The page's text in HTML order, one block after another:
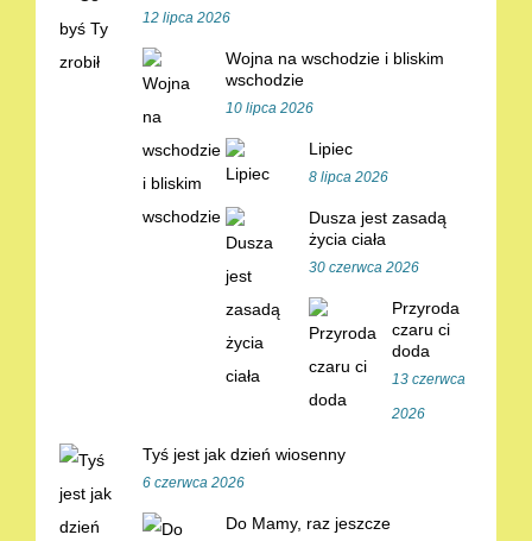
12 lipca 2026
Wojna na wschodzie i bliskim
wschodzie
10 lipca 2026
Lipiec
8 lipca 2026
Dusza jest zasadą
życia ciała
30 czerwca 2026
Przyroda
czaru ci
doda
13 czerwca
2026
Tyś jest jak dzień wiosenny
6 czerwca 2026
Do Mamy, raz jeszcze